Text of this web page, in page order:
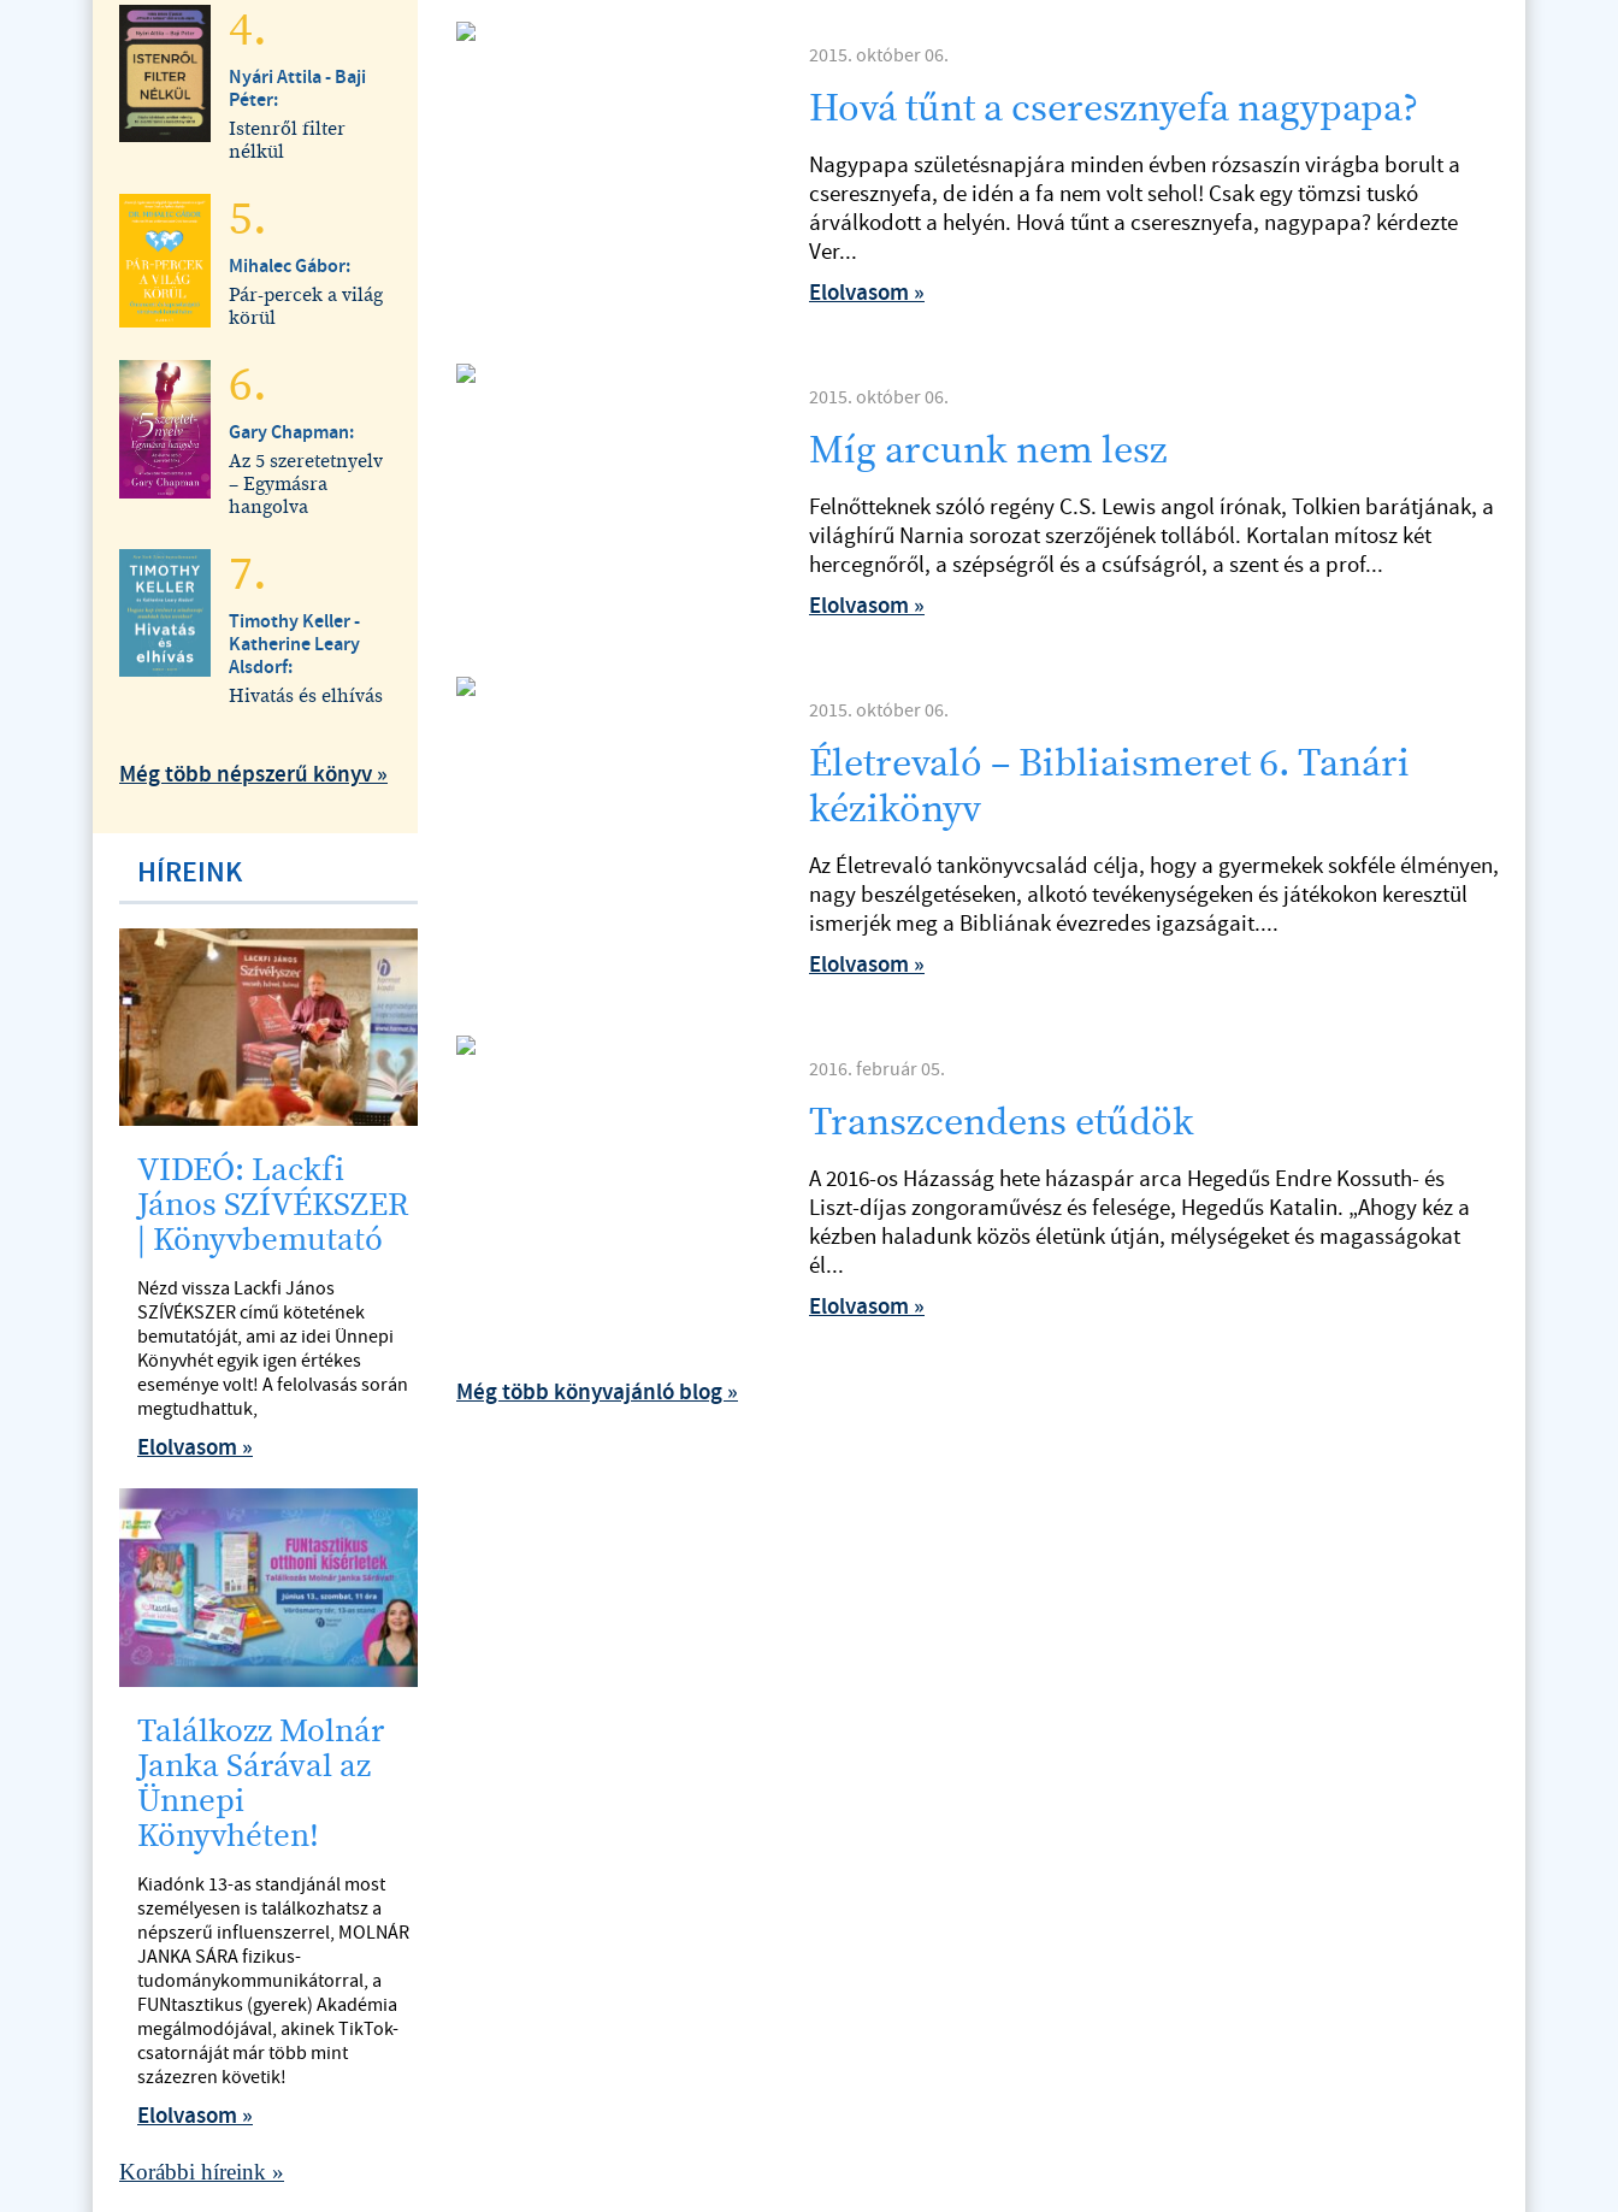
2015. október 06.
Hová tűnt a cseresznyefa nagypapa?
Nagypapa születésnapjára minden évben rózsaszín virágba borult a
cseresznyefa, de idén a fa nem volt sehol! Csak egy tömzsi tuskó
árválkodott a helyén. Hová tűnt a cseresznyefa, nagypapa? kérdezte
Ver...
Elolvasom »
2015. október 06.
Míg arcunk nem lesz
Felnőtteknek szóló regény C.S. Lewis angol írónak, Tolkien barátjának, a
világhírű Narnia sorozat szerzőjének tollából. Kortalan mítosz két
hercegnőről, a szépségről és a csúfságról, a szent és a prof...
Elolvasom »
2015. október 06.
Életrevaló – Bibliaismeret 6. Tanári
kézikönyv
Az Életrevaló tankönyvcsalád célja, hogy a gyermekek sokféle élményen,
nagy beszélgetéseken, alkotó tevékenységeken és játékokon keresztül
ismerjék meg a Bibliának évezredes igazságait....
Elolvasom »
2016. február 05.
Transzcendens etűdök
A 2016-os Házasság hete házaspár arca Hegedűs Endre Kossuth- és
Liszt-díjas zongoraművész és felesége, Hegedűs Katalin. „Ahogy kéz a
kézben haladunk közös életünk útján, mélységeket és magasságokat
él...
Elolvasom »
Még több könyvajánló blog »
4.
Nyári Attila - Baji
Péter:
Istenről filter
nélkül
5.
Mihalec Gábor:
Pár-percek a világ
körül
6.
Gary Chapman:
Az 5 szeretetnyelv
– Egymásra
hangolva
7.
Timothy Keller -
Katherine Leary
Alsdorf:
Hivatás és elhívás
Még több népszerű könyv »
HÍREINK
VIDEÓ: Lackfi
János SZÍVÉKSZER
| Könyvbemutató
Nézd vissza Lackfi János
SZÍVÉKSZER című kötetének
bemutatóját, ami az idei Ünnepi
Könyvhét egyik igen értékes
eseménye volt! A felolvasás során
megtudhattuk,
Elolvasom »
Találkozz Molnár
Janka Sárával az
Ünnepi
Könyvhéten!
Kiadónk 13-as standjánál most
személyesen is találkozhatsz a
népszerű influenszerrel, MOLNÁR
JANKA SÁRA fizikus-
tudománykommunikátorral, a
FUNtasztikus (gyerek) Akadémia
megálmodójával, akinek TikTok-
csatornáját már több mint
százezren követik!
Elolvasom »
Korábbi híreink »